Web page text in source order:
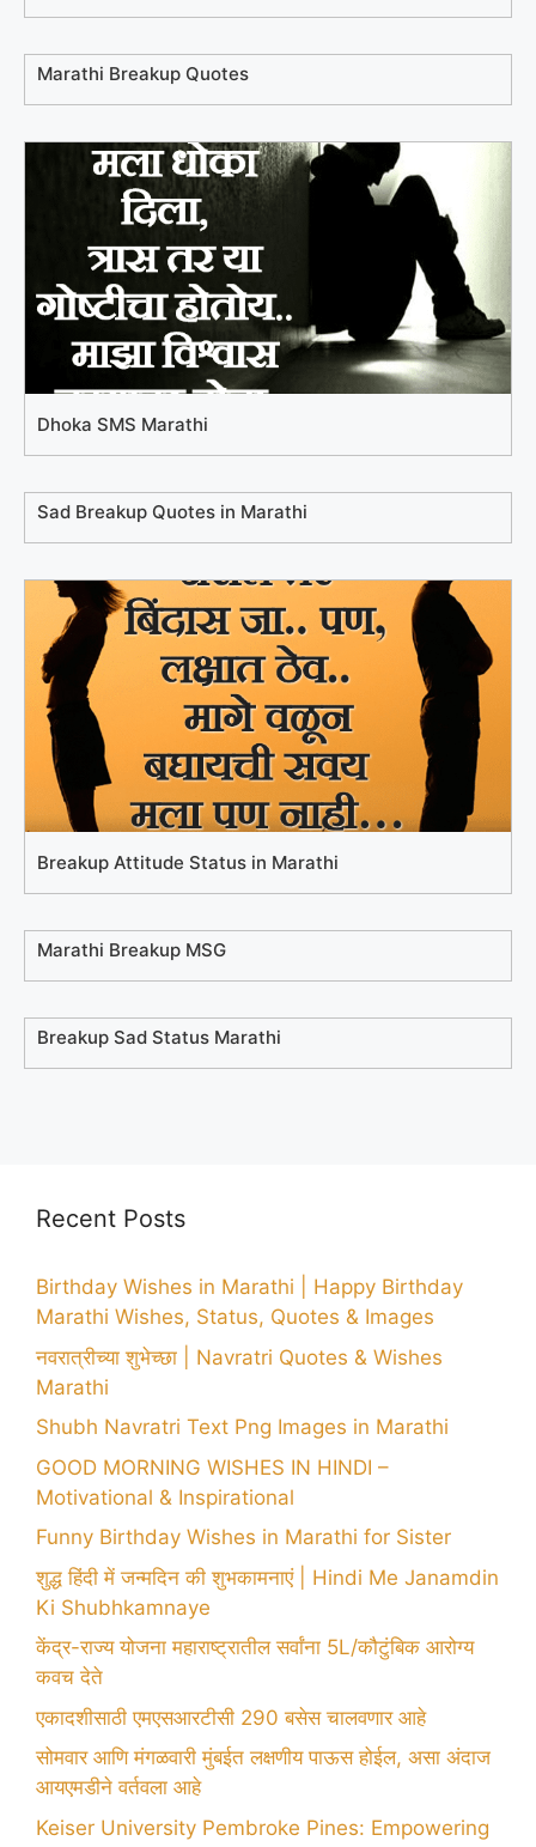
Marathi Breakup Quotes
Dhoka SMS Marathi
Sad Breakup Quotes in Marathi
Breakup Attitude Status in Marathi
Marathi Breakup MSG
Breakup Sad Status Marathi
Recent Posts
Birthday Wishes in Marathi | Happy Birthday
Marathi Wishes, Status, Quotes & Images
नवरात्रीच्या शुभेच्छा | Navratri Quotes & Wishes
Marathi
Shubh Navratri Text Png Images in Marathi
GOOD MORNING WISHES IN HINDI –
Motivational & Inspirational
Funny Birthday Wishes in Marathi for Sister
शुद्ध हिंदी में जन्मदिन की शुभकामनाएं | Hindi Me Janamdin
Ki Shubhkamnaye
केंद्र-राज्य योजना महाराष्ट्रातील सर्वांना 5L/कौटुंबिक आरोग्य
कवच देते
एकादशीसाठी एमएसआरटीसी 290 बसेस चालवणार आहे
सोमवार आणि मंगळवारी मुंबईत लक्षणीय पाऊस होईल, असा अंदाज
आयएमडीने वर्तवला आहे
Keiser University Pembroke Pines: Empowering